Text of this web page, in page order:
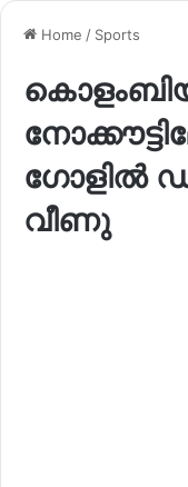
Home / Sports
ഗോളിൽ
വീണു